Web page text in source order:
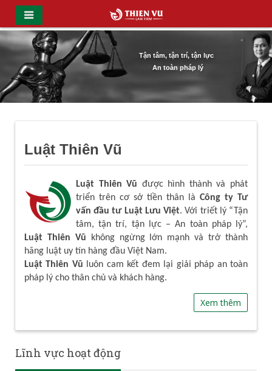
Tận tâm, tận trí, tận lực
An toàn pháp lý
Luật Thiên Vũ
Luật Thiên Vũ được hình thành và phát
triển trên cơ sở tiền thân là Công ty Tư
vấn đầu tư Luật Lưu Việt. Với triết lý “Tận
tâm, tận trí, tận lực – An toàn pháp lý”,
Luật Thiên Vũ không ngừng lớn mạnh và trở thành
hãng luật uy tín hàng đầu Việt Nam.
Luật Thiên Vũ luôn cam kết đem lại giải pháp an toàn
pháp lý cho thân chủ và khách hàng.
Xem thêm
Lĩnh vực hoạt động